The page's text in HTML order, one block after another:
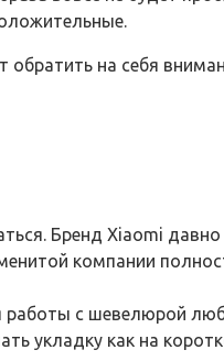
на себя
Бренд Xiaomi
компании
с шевелюрой
укладку как на